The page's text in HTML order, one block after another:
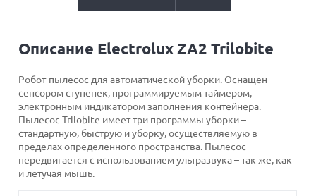
Описание Electrolux ZA2 Trilobite
Робот-пылесос для автоматической уборки. Оснащен
сенсором ступенек, программируемым таймером,
электронным индикатором заполнения контейнера.
Пылесос Trilobite имеет три программы уборки –
стандартную, быструю и уборку, осуществляемую в
пределах определенного пространства. Пылесос
передвигается с использованием ультразвука – так же, как
и летучая мышь.